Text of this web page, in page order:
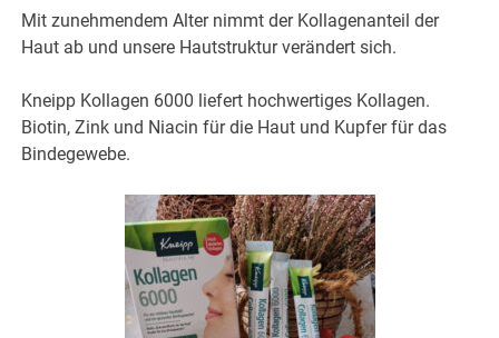
Mit zunehmendem Alter nimmt der Kollagenanteil der
Haut ab und unsere Hautstruktur verändert sich.
Kneipp Kollagen 6000 liefert hochwertiges Kollagen.
Biotin, Zink und Niacin für die Haut und Kupfer für das
Bindegewebe.